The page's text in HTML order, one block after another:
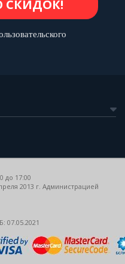
до 17:00
2013 г. Администрацией
07.05.2021